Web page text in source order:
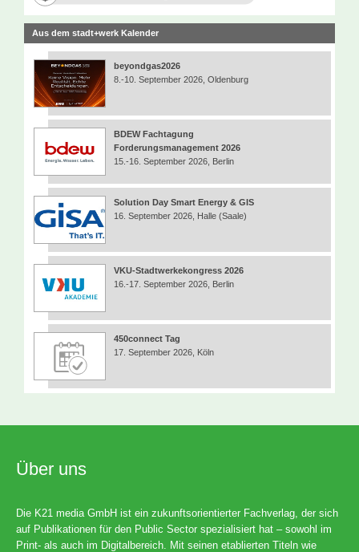
Aus dem stadt+werk Kalender
beyondgas2026
8.-10. September 2026, Oldenburg
BDEW Fachtagung
Forderungsmanagement 2026
15.-16. September 2026, Berlin
Solution Day Smart Energy & GIS
16. September 2026, Halle (Saale)
VKU-Stadtwerkekongress 2026
16.-17. September 2026, Berlin
450connect Tag
17. September 2026, Köln
Über uns
Die K21 media GmbH ist ein zukunftsorientierter Fachverlag, der sich
auf Publikationen für den Public Sector spezialisiert hat – sowohl im
Print- als auch im Digitalbereich. Mit seinen etablierten Titeln wie